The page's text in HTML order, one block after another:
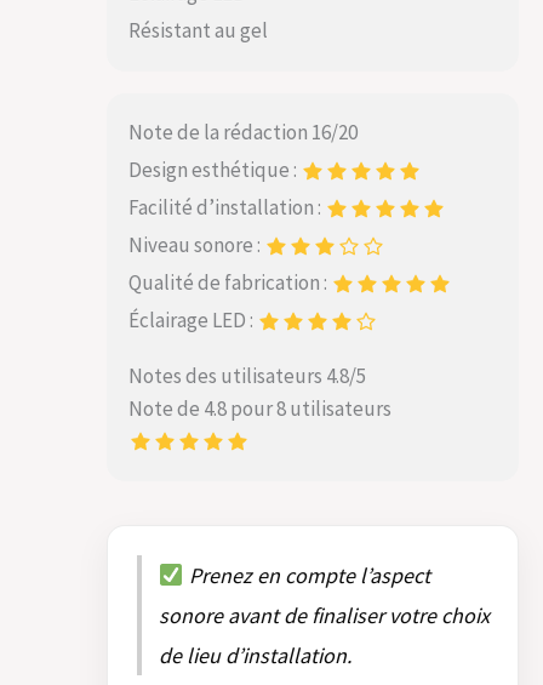
Résistant au gel
Note de la rédaction 16/20
Design esthétique :
Facilité d’installation :
Niveau sonore :
Qualité de fabrication :
Éclairage LED :
Notes des utilisateurs 4.8/5
Note de 4.8 pour 8 utilisateurs
Prenez en compte l’aspect
sonore avant de finaliser votre choix
de lieu d’installation.